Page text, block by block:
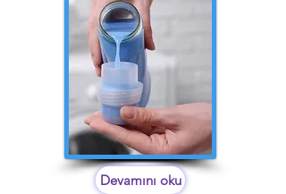
Devamını oku